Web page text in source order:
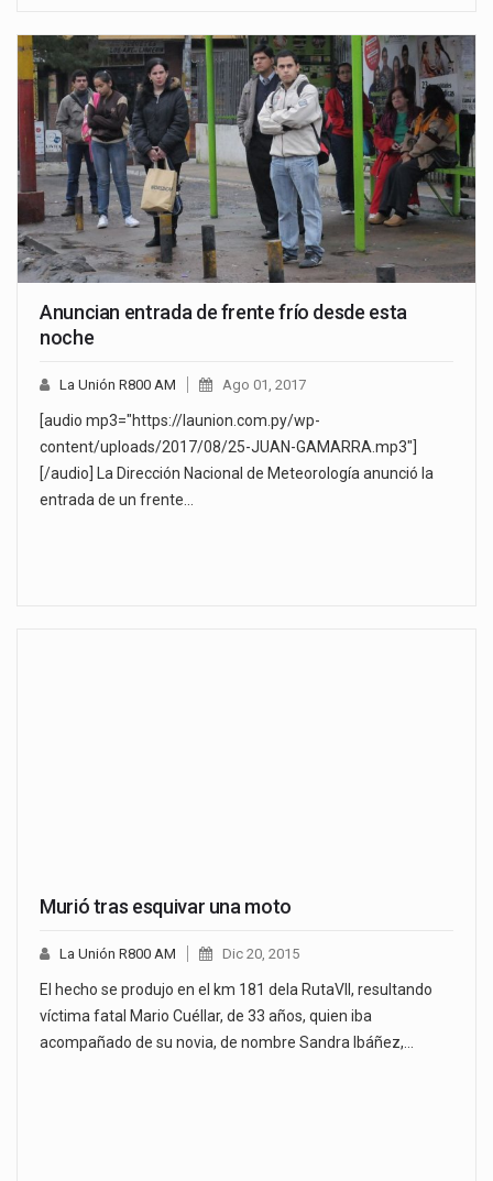
Anuncian entrada de frente frío desde esta
noche
La Unión R800 AM Ago 01, 2017
[audio mp3="https://launion.com.py/wp-
content/uploads/2017/08/25-JUAN-GAMARRA.mp3"]
[/audio] La Dirección Nacional de Meteorología anunció la
entrada de un frente…
Murió tras esquivar una moto
La Unión R800 AM Dic 20, 2015
El hecho se produjo en el km 181 dela RutaVII, resultando
víctima fatal Mario Cuéllar, de 33 años, quien iba
acompañado de su novia, de nombre Sandra Ibáñez,…